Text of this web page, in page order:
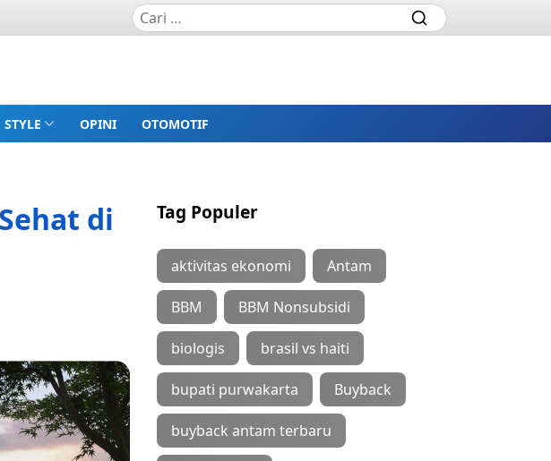
STYLE OPINI OTOMOTIF
di
Tag Populer
aktivitas ekonomi Antam
BBM BBM Nonsubsidi
biologis brasil vs haiti
bupati purwakarta Buyback
buyback antam terbaru